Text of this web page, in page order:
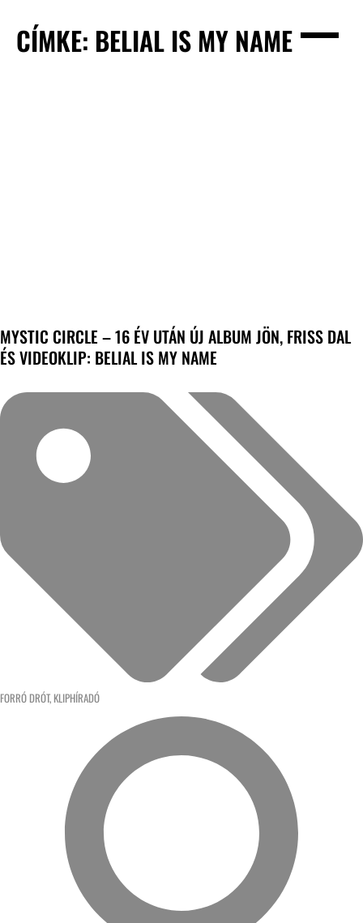
CÍMKE: BELIAL IS MY NAME
MYSTIC CIRCLE – 16 ÉV UTÁN ÚJ ALBUM JÖN, FRISS DAL
ÉS VIDEOKLIP: BELIAL IS MY NAME
FORRÓ DRÓT, KLIPHÍRADÓ